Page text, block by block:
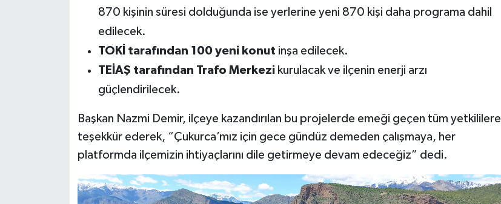
870 kişinin süresi dolduğunda ise yerlerine yeni 870 kişi daha programa dahil
edilecek.
TOKİ tarafından 100 yeni konut inşa edilecek.
TEİAŞ tarafından Trafo Merkezikurulacak ve ilçenin enerji arzı
güçlendirilecek.
Başkan Nazmi Demir, ilçeye kazandırılan bu projelerde emeği geçen tüm yetkililere
teşekkür ederek, “Çukurca’mız için gece gündüz demeden çalışmaya, her
platformda ilçemizin ihtiyaçlarını dile getirmeye devam edeceğiz” dedi.